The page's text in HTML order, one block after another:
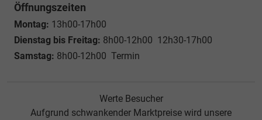
Öffnungszeiten
Montag: 13h00-17h00
Dienstag bis Freitag: 8h00-12h00 12h30-17h00
Samstag: 8h00-12h00 Termin
Werte Besucher
Aufgrund schwankender Marktpreise wird unsere